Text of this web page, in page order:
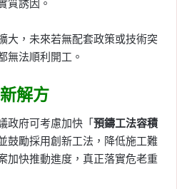
質誘因。
大，未來若無配套政策或技術突
無法順利開工。
解方
政府可考慮加快「預鑄工法容積
鼓勵採用創新工法，降低施工難
加快推動進度，真正落實危老重